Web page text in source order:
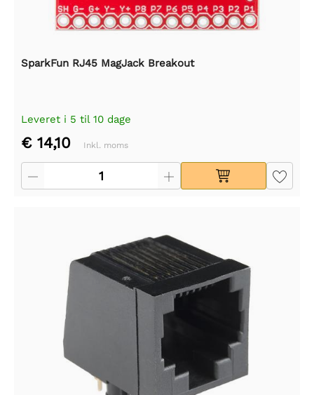
SparkFun RJ45 MagJack Breakout
Leveret i 5 til 10 dage
€ 14,10 Inkl. moms